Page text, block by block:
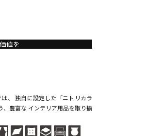
値を
、 独自に設定した「ニトリカラ
、豊富な インテリア用品を取り揃